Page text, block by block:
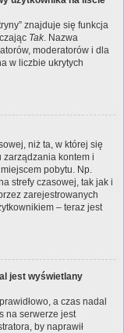
znajduje się funkcja
Tak. Nazwa
moderatorów i dla
w liczbie ukrytych
niż ta, w której się
zarządzania kontem i
pobytu. Np.
strefy czasowej, tak jak i
zarejestrowanych
– teraz jest
jest wyświetlany
a czas nadal
na serwerze jest
by naprawił